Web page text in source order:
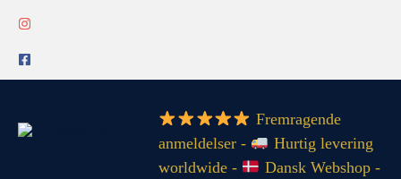
Fremragende
anmeldelser -
Hurtig levering
worldwide -
Dansk Webshop -
INFO